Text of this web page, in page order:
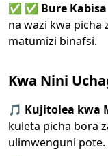
✅ ✅ Bure Kabisa
na wazi kwa picha
matumizi binafsi.
Kwa Nini
🎵 Kujitolea kwa
kuleta picha bora
ulimwenguni pote.